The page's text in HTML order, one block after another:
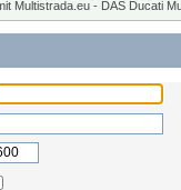
Multistrada.eu - DAS Ducati